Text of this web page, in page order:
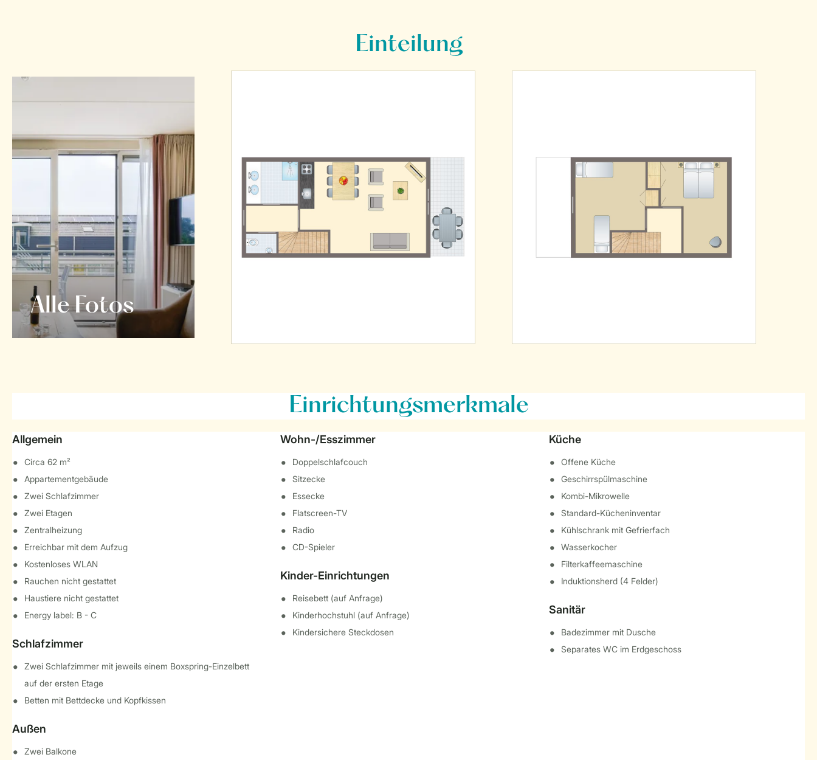
Einteilung
Alle Fotos
Einrichtungsmerkmale
Allgemein
Circa 62 m²
Appartementgebäude
Zwei Schlafzimmer
Zwei Etagen
Zentralheizung
Erreichbar mit dem Aufzug
Kostenloses WLAN
Rauchen nicht gestattet
Haustiere nicht gestattet
Energy label: B - C
Schlafzimmer
Zwei Schlafzimmer mit jeweils einem Boxspring-Einzelbett
auf der ersten Etage
Betten mit Bettdecke und Kopfkissen
Außen
Zwei Balkone
Wohn-/Esszimmer
Doppelschlafcouch
Sitzecke
Essecke
Flatscreen-TV
Radio
CD-Spieler
Kinder-Einrichtungen
Reisebett (auf Anfrage)
Kinderhochstuhl (auf Anfrage)
Kindersichere Steckdosen
Küche
Offene Küche
Geschirrspülmaschine
Kombi-Mikrowelle
Standard-Kücheninventar
Kühlschrank mit Gefrierfach
Wasserkocher
Filterkaffeemaschine
Induktionsherd (4 Felder)
Sanitär
Badezimmer mit Dusche
Separates WC im Erdgeschoss